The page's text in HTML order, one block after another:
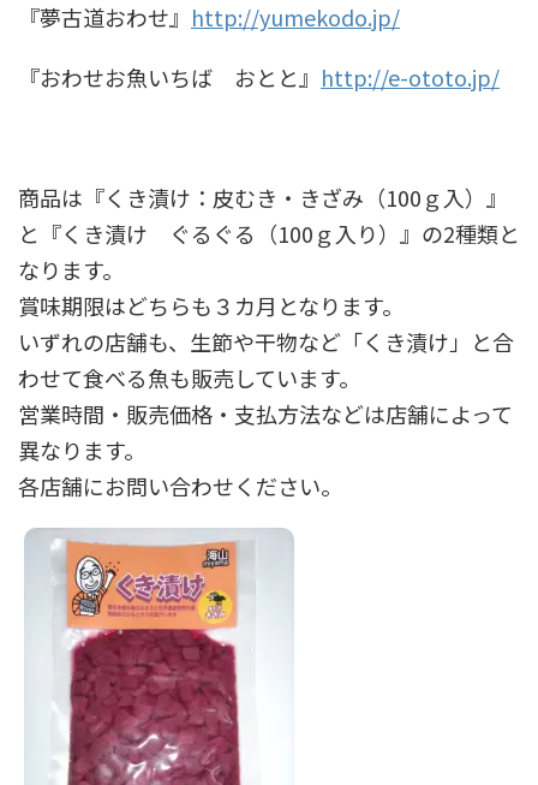
『夢古道おわせ』 http://yumekodo.jp/
『おわせお魚いちば おとと』 http://e-ototo.jp/
商品は『くき漬け：皮むき・きざみ（100ｇ入）』
と『くき漬け ぐるぐる（100ｇ入り）』の2種類と
なります。
賞味期限はどちらも３カ月となります。
いずれの店舗も、生節や干物など「くき漬け」と合
わせて食べる魚も販売しています。
営業時間・販売価格・支払方法などは店舗によって
異なります。
各店舗にお問い合わせください。